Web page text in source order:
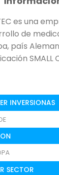
es una
de
país
SMALL
INVERSIONAS
SECTOR